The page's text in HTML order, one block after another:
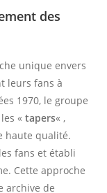
des
unique envers
leurs fans à
1970, le groupe
les «tapers« ,
haute qualité.
fans et établi
Cette approche
archive de